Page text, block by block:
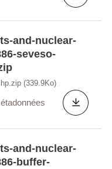
and-nuclear-
seveso-
(339.9Ko)
and-nuclear-
buffer-